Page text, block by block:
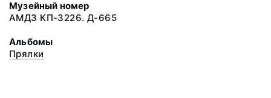
Музейный номер
АМДЗ КП-3226. Д-665
Альбомы
Прялки